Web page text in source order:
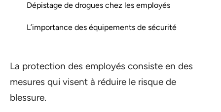
Dépistage de drogues chez les employés
L’importance des équipements de sécurité
La protection des employés consiste en des
mesures qui visent à réduire le risque de
blessure.